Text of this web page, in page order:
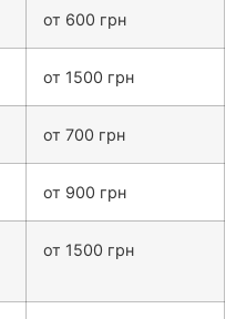
от 600 грн
от 1500 грн
от 700 грн
от 900 грн
от 1500 грн